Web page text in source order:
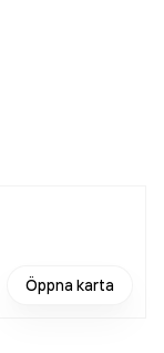
Öppna karta